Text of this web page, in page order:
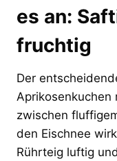
es an:
fruchtig
Der
Aprikosenkuchen
zwischen
den Eischnee
Rührteig luftig